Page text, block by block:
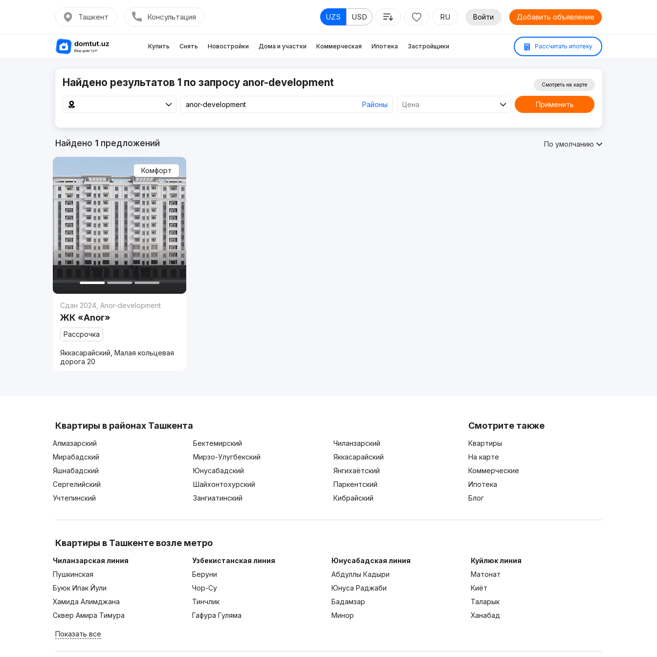
Ташкент Консультация UZS USD RU Войти Добавить объявление
Купить Снять Новостройки Дома и участки Коммерческая Ипотека Застройщики Рассчитать ипотеку
Найдено результатов 1 по запросу anor-development
Районы Цена
Смотреть на карте
Применить
Найдено 1предложений По умолчанию
Комфорт
Сдан 2024 ,Anor-development
ЖК «Anor»
Рассрочка
Яккасарайский, Малая кольцевая
дорога 20
Квартиры в районах Ташкента
Алмазарский Бектемирский
Чиланзарский
Мирабадский
Мирзо-Улугбекский
Яккасарайский
Яшнабадский
Юнусабадский
Янгихаётский
Сергелийский
Шайхонтохурский
Паркентский
Учтепинский
Зангиатинский Кибрайский
Смотрите также
Квартиры
На карте
Коммерческие
Ипотека
Блог
Квартиры в Ташкенте возле метро
Чиланзарская линия
Пушкинская
Буюк Ипак Йули
Хамида Алимджана
Сквер Амира Тимура
Узбекистанская линия
Беруни
Чор-Су
Тинчлик
Гафура Гуляма
Юнусабадская линия
Абдуллы Кадыри
Юнуса Раджаби
Бадамзар
Минор
Куйлюк линия
Матонат
Киёт
Таларык
Ханабад
Показать все